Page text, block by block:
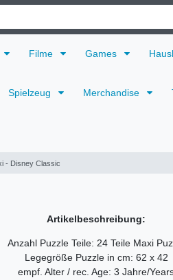
Filme Games
Spielzeug Merchandise
- Disney Classic
Artikelbeschreibung:
Anzahl Puzzle Teile: 24 Teile Maxi
Legegröße Puzzle in cm: 62 x 42
empf. Alter / rec. Age: 3 Jahre/